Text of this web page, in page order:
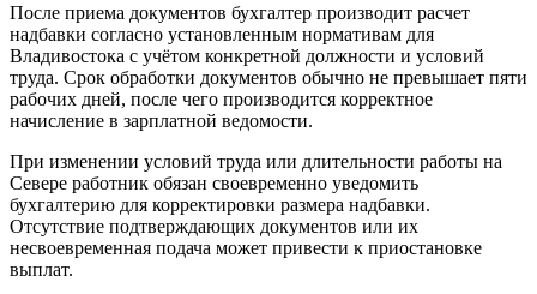
После приема документов бухгалтер производит расчет
надбавки согласно установленным нормативам для
Владивостока с учётом конкретной должности и условий
труда. Срок обработки документов обычно не превышает пяти
рабочих дней, после чего производится корректное
начисление в зарплатной ведомости.
При изменении условий труда или длительности работы на
Севере работник обязан своевременно уведомить
бухгалтерию для корректировки размера надбавки.
Отсутствие подтверждающих документов или их
несвоевременная подача может привести к приостановке
выплат.